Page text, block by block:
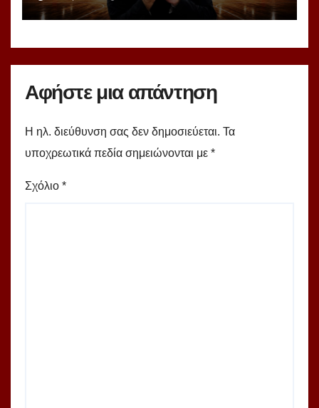
Ομπράντοβιτς στο power
ranking!
Αφήστε μια απάντηση
Η ηλ. διεύθυνση σας δεν δημοσιεύεται. Τα
υποχρεωτικά πεδία σημειώνονται με *
Σχόλιο *